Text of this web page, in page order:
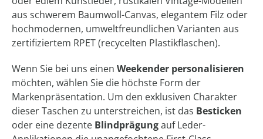
aus schwerem Baumwoll-Canvas, elegantem Filz oder
hochmodernen, umweltfreundlichen Varianten aus
zertifiziertem RPET (recycelten Plastikflaschen).
Wenn Sie bei uns einen Weekender personalisieren
möchten, wählen Sie die höchste Form der
Markenpräsentation. Um den exklusiven Charakter
dieser Taschen zu unterstreichen, ist das Besticken
oder eine dezente Blindprägungauf Leder-